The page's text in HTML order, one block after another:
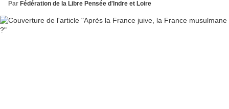
Par Fédération de la Libre Pensée d'Indre et Loire